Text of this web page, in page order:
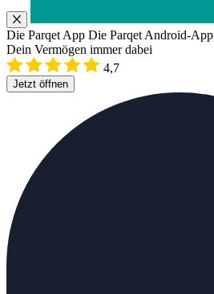
Die Parqet App Die Parqet Android-App
Dein Vermögen immer dabei
4,7
Jetzt öffnen